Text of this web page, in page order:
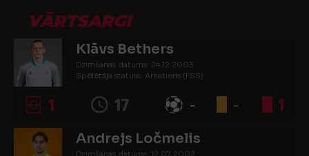
VĀRTSARGI
Klāvs Bethers
Dzimšanas datums: 24.12.2003.
Spēlētāja statuss: Amatieris (FSS)
1 17 - - 1
Andrejs Ločmelis
Dzimšanas datums: 12.07.2002.